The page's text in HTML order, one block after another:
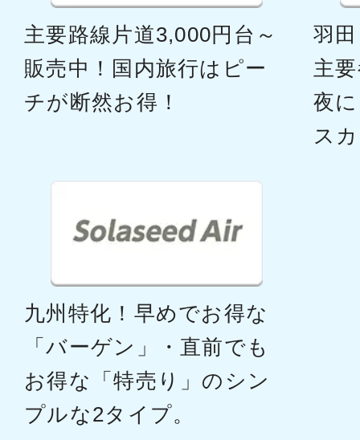
ANA1214
沖縄(那覇)
18:20
福岡
19:10
福岡
JTA058
沖縄(那覇)
15:00
沖縄(那覇)
主要路線片道3,000円台～
販売中！国内旅行はピー
チが断然お得！
羽
主
夜
ス
九州特化！早めでお得な
「バーゲン」・直前でも
お得な「特売り」のシン
プルな2タイプ。